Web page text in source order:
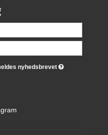
nyhedsbrevet